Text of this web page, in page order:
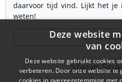
daarvoor tijd vind. Lijkt het je
weten!
Wordt
Steun
Deze website
van
Deze website gebruikt cookies
verbeteren. Door onze website te
cookies in overeenstemming met